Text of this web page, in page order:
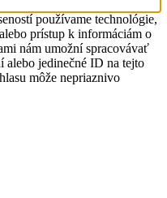
používame technológie,
prístup k informáciám o
nám umožní spracovávať
alebo jedinečné ID na tejto
môže nepriaznivo